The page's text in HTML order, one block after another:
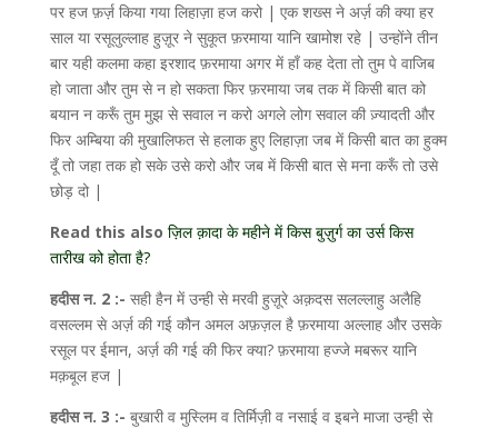
पर हज फ़र्ज़ किया गया लिहाज़ा हज करो | एक शख्स ने अर्ज़ की क्या हर
साल या रसूलुल्लाह हुज़ूर ने सुकूत फ़रमाया यानि खामोश रहे | उन्होंने तीन
बार यही कलमा कहा इरशाद फ़रमाया अगर में हाँ कह देता तो तुम पे वाजिब
हो जाता और तुम से न हो सकता फिर फ़रमाया जब तक में किसी बात को
बयान न करूँ तुम मुझ से सवाल न करो अगले लोग सवाल की ज़्यादती और
फिर अम्बिया की मुखालिफत से हलाक हुए लिहाज़ा जब में किसी बात का हुक्म
दूँ तो जहा तक हो सके उसे करो और जब में किसी बात से मना करूँ तो उसे
छोड़ दो |
Read this also ज़िल क़ादा के महीने में किस बुज़ुर्ग का उर्स किस
तारीख को होता है?
हदीस न. 2 :- सही हैन में उन्ही से मरवी हुज़ूरे अक़दस सलल्लाहु अलैहि
वसल्लम से अर्ज़ की गई कौन अमल अफ़ज़ल है फ़रमाया अल्लाह और उसके
रसूल पर ईमान, अर्ज़ की गई की फिर क्या? फ़रमाया हज्जे मबरूर यानि
मक़बूल हज |
हदीस न. 3 :- बुखारी व मुस्लिम व तिर्मिज़ी व नसाई व इबने माजा उन्ही से